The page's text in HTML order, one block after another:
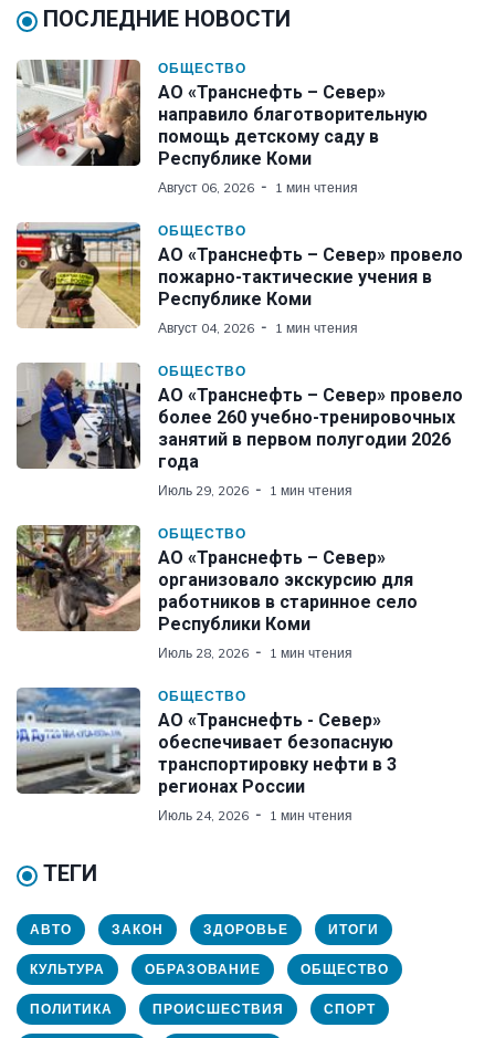
ПОСЛЕДНИЕ НОВОСТИ
ОБЩЕСТВО
АО «Транснефть – Север»
направило благотворительную
помощь детскому саду в
Республике Коми
Август 06, 2026 1 мин чтения
ОБЩЕСТВО
АО «Транснефть – Север» провело
пожарно-тактические учения в
Республике Коми
Август 04, 2026 1 мин чтения
ОБЩЕСТВО
АО «Транснефть – Север» провело
более 260 учебно-тренировочных
занятий в первом полугодии 2026
года
Июль 29, 2026 1 мин чтения
ОБЩЕСТВО
АО «Транснефть – Север»
организовало экскурсию для
работников в старинное село
Республики Коми
Июль 28, 2026 1 мин чтения
ОБЩЕСТВО
АО «Транснефть - Север»
обеспечивает безопасную
транспортировку нефти в 3
регионах России
Июль 24, 2026 1 мин чтения
ТЕГИ
АВТО ЗАКОН ЗДОРОВЬЕ ИТОГИ
КУЛЬТУРА ОБРАЗОВАНИЕ ОБЩЕСТВО
ПОЛИТИКА ПРОИСШЕСТВИЯ СПОРТ